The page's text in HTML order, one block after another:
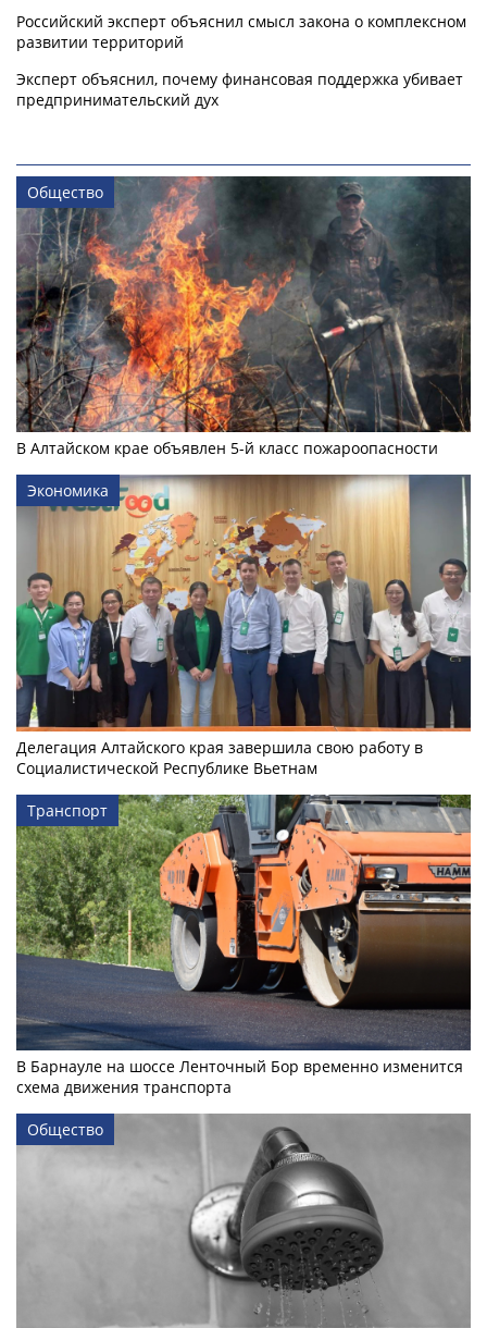
Российский эксперт объяснил смысл закона о комплексном
развитии территорий
Эксперт объяснил, почему финансовая поддержка убивает
предпринимательский дух
Общество
В Алтайском крае объявлен 5-й класс пожароопасности
Экономика
Делегация Алтайского края завершила свою работу в
Социалистической Республике Вьетнам
Транспорт
В Барнауле на шоссе Ленточный Бор временно изменится
схема движения транспорта
Общество